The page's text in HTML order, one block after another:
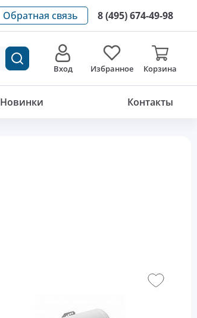
Обратная связь 8 (495) 674-49-98
Вход Избранное Корзина
Новинки Контакты